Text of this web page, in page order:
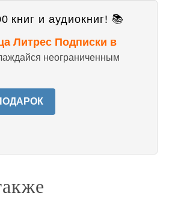
книг и аудиокниг! 📚
Литрес Подписки в
неограниченным